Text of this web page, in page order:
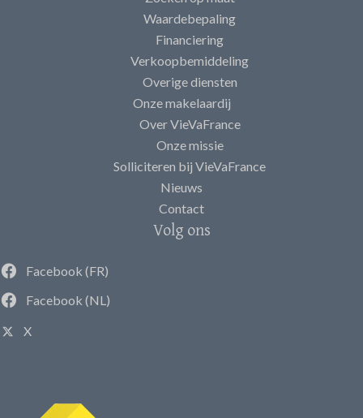
Waardebepaling
Financiering
Verkoopbemiddeling
Overige diensten
Onze makelaardij
Over VieVaFrance
Onze missie
Solliciteren bij VieVaFrance
Nieuws
Contact
Volg ons
Facebook (FR)
Facebook (NL)
X